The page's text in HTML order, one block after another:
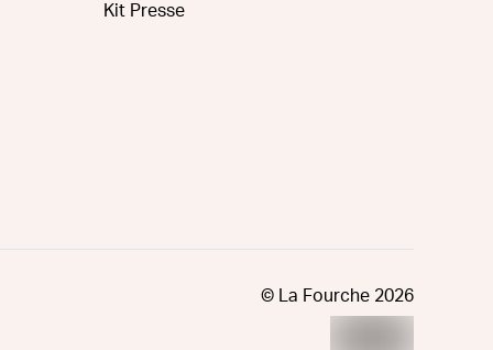
Kit Presse
© La Fourche 2026